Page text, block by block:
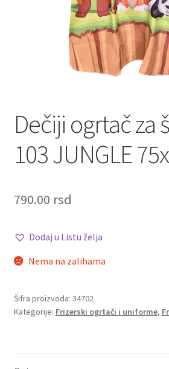
Dečiji ogrtač za
103 JUNGLE
790.00 rsd
Dodaj u Listu želja
Nema na zalihama
Šifra proizvoda: 34702
Kategorije: Frizerski ogrtači i uniforme,